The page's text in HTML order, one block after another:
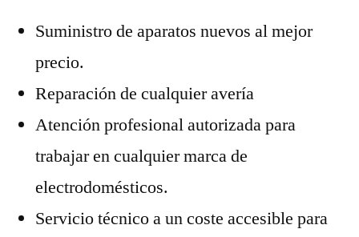
Suministro de aparatos nuevos al mejor
precio.
Reparación de cualquier avería
Atención profesional autorizada para
trabajar en cualquier marca de
electrodomésticos.
Servicio técnico a un coste accesible para